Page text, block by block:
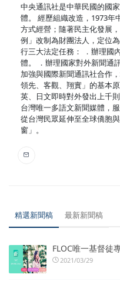
中央通訊社是中華民國的國
體。 經歷組織改造，1973年
方式經營；隨著民主化發展
例」改制為財團法人，定位
行三大法定任務： ．辦理國
體。 ．辦理國家對外新聞通
加強與國際新聞通訊社合作
領先、客觀、翔實」的基本
英、日文即時對外發出上千
台灣唯一多語文新聞媒體，
從台灣民眾延伸至全球僑胞
窗」。
精選新聞稿 最新新聞稿
FLOC唯一基督徒
2021/03/29